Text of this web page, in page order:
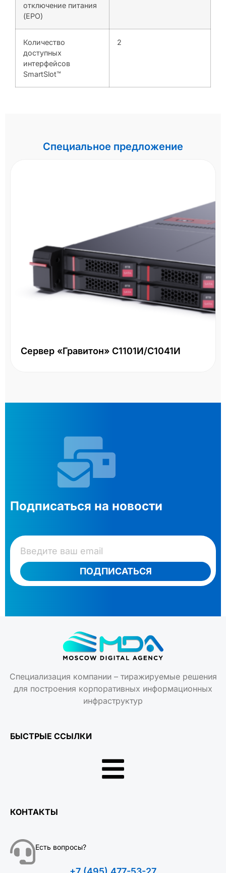
отключение питания
(EPO)
Количество
доступных
интерфейсов
SmartSlot™
2
Специальное предложение
Сервер «Гравитон» С1101И/С1041И
Подписаться на новости
ПОДПИСАТЬСЯ
Специализация компании – тиражируемые решения
для построения корпоративных информационных
инфраструктур
БЫСТРЫЕ ССЫЛКИ
КОНТАКТЫ
Есть вопросы?